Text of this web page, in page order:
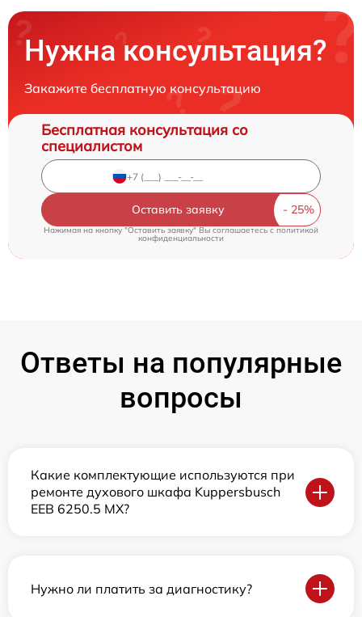
Нужна консультация?
Закажите бесплатную консультацию
Бесплатная консультация со
специалистом
Оставить заявку
Нажимая на кнопку "Оставить заявку" Вы соглашаетесь c политикой
конфиденциальности
Ответы на популярные
вопросы
Какие комплектующие используются при
ремонте духового шкафа Kuppersbusch
EEB 6250.5 MX?
Нужно ли платить за диагностику?